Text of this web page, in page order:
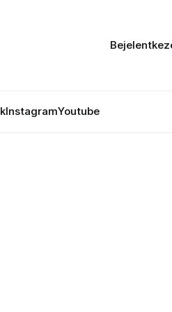
InstagramYoutube